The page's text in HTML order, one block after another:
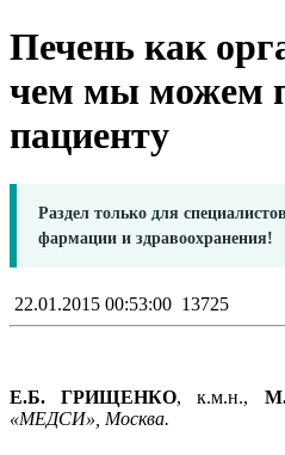
Печень как
чем мы можем
пациенту
Раздел только для
фармации и здравоохранения!
22.01.2015 00:53:00 13725
Е.Б. ГРИЩЕНКО, к.м.н.,
«МЕДСИ», Москва.